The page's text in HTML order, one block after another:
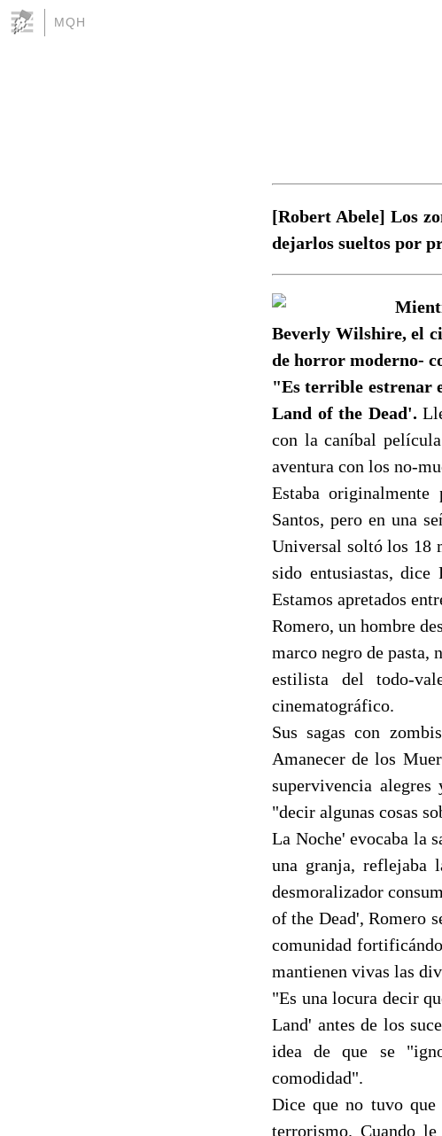
MQH
[Robert Abele] Los
dejarlos sueltos por
Beverly Wilshire, el
de horror moderno-
"Es terrible estrenar
Land of the Dead'.
con la caníbal
aventura con los no-
Estaba
Santos, pero en una
Universal soltó los 18
sido entusiastas, dice
Estamos apretados
Romero, un hombre
marco negro de pasta,
estilista del todo-
cinematográfico.
Sus sagas con
Amanecer de los
supervivencia
"decir algunas cosas
La Noche' evocaba la
una granja, reflejaba
desmoralizador
of the Dead', Romero
comunidad
mantienen vivas las
"Es una locura decir
Land' antes de los
idea de que se
comodidad".
Dice que no tuvo que
terrorismo. Cuando